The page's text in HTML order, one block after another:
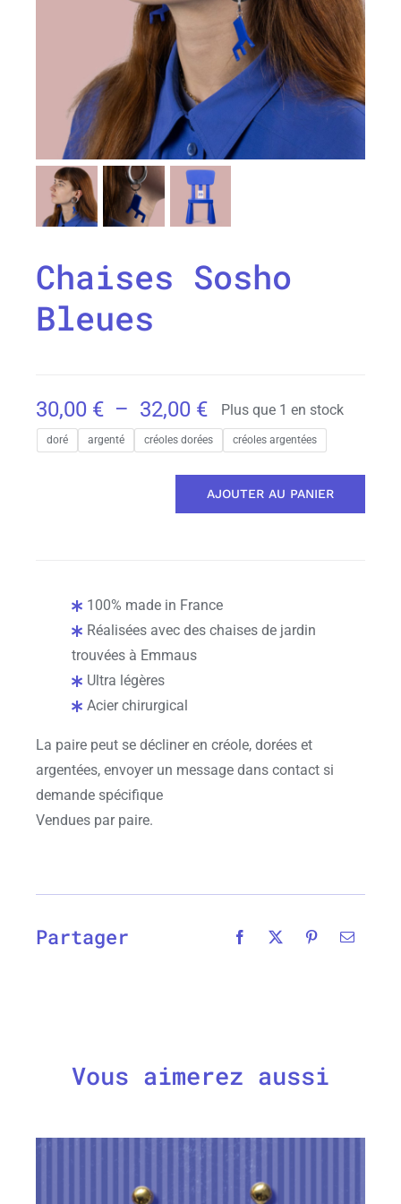
Chaises Sosho
Bleues
30,00 € – 32,00 €Plage
de
prix :
30,00 €
à
Plus que 1 en stock
doré argenté créoles dorées créoles argentées
Bleues
AJOUTER AU PANIER
100% made in France
Réalisées avec des chaises de jardin
trouvées à Emmaus
Ultra légères
Acier chirurgical
La paire peut se décliner en créole, dorées et
argentées, envoyer un message dans contact si
demande spécifique
Vendues par paire.
Partager
Vous aimerez aussi